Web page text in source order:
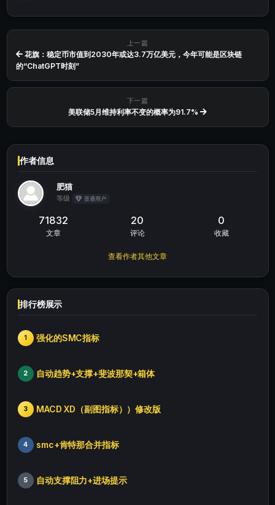
上一篇
花旗：稳定币市值到2030年或达3.7万亿美元，今年可能是区块链
的“ChatGPT时刻”
下一篇
美联储5月维持利率不变的概率为91.7%
作者信息
肥猫
等级 普通用户
71832
文章
20
评论
0
收藏
查看作者其他文章
排行榜展示
1 强化的SMC指标
2 自动趋势+支撑+斐波那契+箱体
3 MACD XD（副图指标））修改版
4 smc+肯特那合并指标
5 自动支撑阻力+进场提示